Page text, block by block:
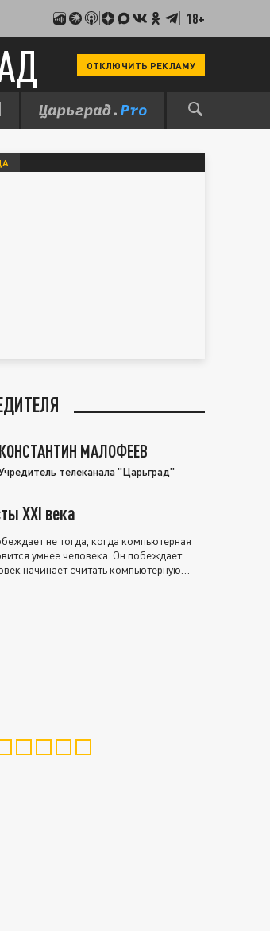
18+
ОТКЛЮЧИТЬ РЕКЛАМУ
КОНСТАНТИН МАЛОФЕЕВ
телеканала "Царьград"
XXI века
не тогда, когда компьютерная
умнее человека. Он побеждает
начинает считать компьютерную